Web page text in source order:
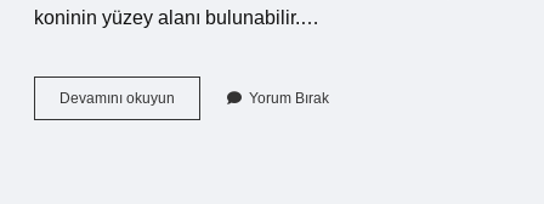
koninin yüzey alanı bulunabilir.…
Devamını okuyun
In
Yorum Bırak